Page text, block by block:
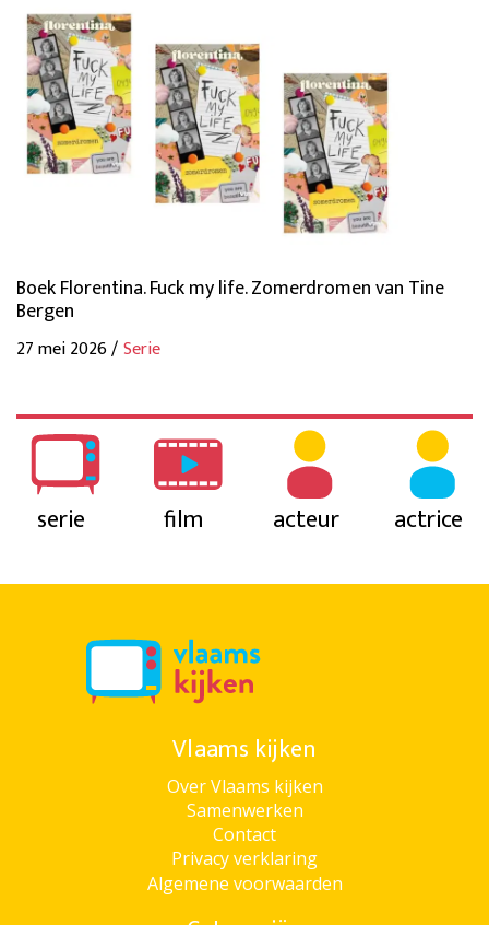
Boek Florentina. Fuck my life. Zomerdromen van Tine
Bergen
27 mei 2026 /Serie
serie film acteur actrice
Vlaams kijken
Over Vlaams kijken
Samenwerken
Contact
Privacy verklaring
Algemene voorwaarden